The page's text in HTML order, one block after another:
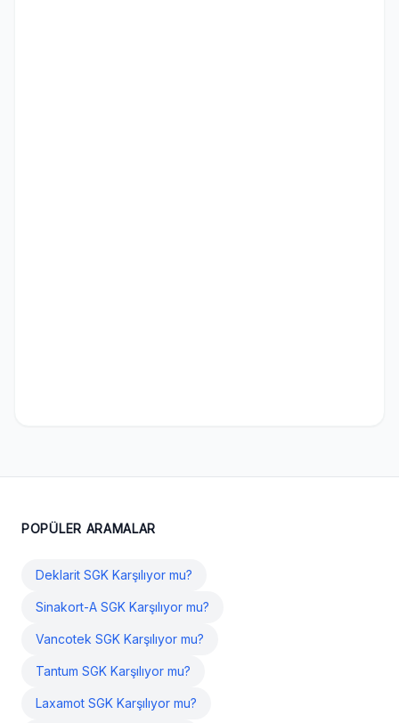
POPÜLER ARAMALAR
Deklarit SGK Karşılıyor mu?
Sinakort-A SGK Karşılıyor mu?
Vancotek SGK Karşılıyor mu?
Tantum SGK Karşılıyor mu?
Laxamot SGK Karşılıyor mu?